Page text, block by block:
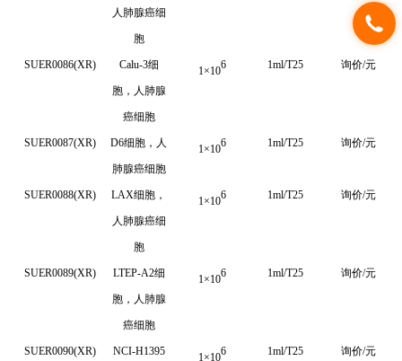
人肺腺癌细
胞
SUER0086(XR) Calu-3细
胞，人肺腺
癌细胞
1 ×106 1ml/T25 询价/元
SUER0087(XR) D6细胞，人
肺腺癌细胞
1 ×106 1ml/T25 询价/元
SUER0088(XR) LAX细胞，
人肺腺癌细
胞
1 ×106 1ml/T25 询价/元
SUER0089(XR) LTEP-A2细
胞，人肺腺
癌细胞
1 ×106 1ml/T25 询价/元
SUER0090(XR) NCI-H1395 1 ×106 1ml/T25 询价/元